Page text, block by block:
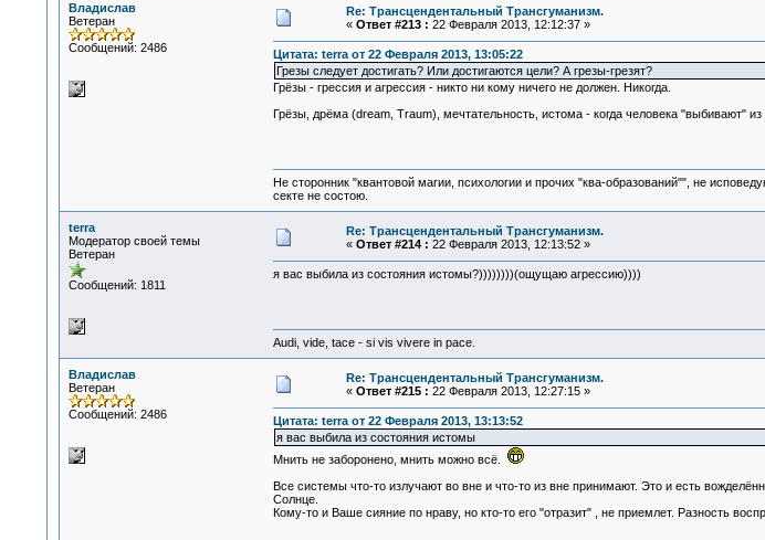
Владислав
Ветеран
Сообщений: 2486
Re: Трансцендентальный Трансгуманизм.
« Ответ #213 : 22 Февраля 2013, 12:12:37 »
Цитата: terra от 22 Февраля 2013, 13:05:22
Грезы следует достигать? Или достигаются цели? А грезы-грезят?
Грёзы - грессия и агрессия - никто ни кому ничего не должен. Никогда.
Грёзы, дрёма (dream, Traum), мечтательность, истома - когда человека "выбивают"
Не сторонник "квантовой магии, психологии и прочих "ква-образований"", не
секте не состою.
terra
Модератор своей темы
Ветеран
Сообщений: 1811
Re: Трансцендентальный Трансгуманизм.
« Ответ #214 : 22 Февраля 2013, 12:13:52 »
я вас выбила из состояния истомы?))))))))(ощущаю агрессию))))
Audi, vide, tace - si vis vivere in pace.
Владислав
Ветеран
Сообщений: 2486
Re: Трансцендентальный Трансгуманизм.
« Ответ #215 : 22 Февраля 2013, 12:27:15 »
Цитата: terra от 22 Февраля 2013, 13:13:52
я вас выбила из состояния истомы
Мнить не заборонено, мнить можно всё.
Все системы что-то излучают во вне и что-то из вне принимают. Это и есть
Солнце.
Кому-то и Ваше сияние по нраву, но кто-то его "отразит" , не приемлет. Разность